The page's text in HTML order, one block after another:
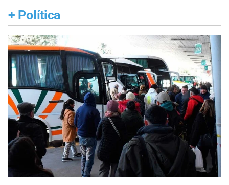
+ Política